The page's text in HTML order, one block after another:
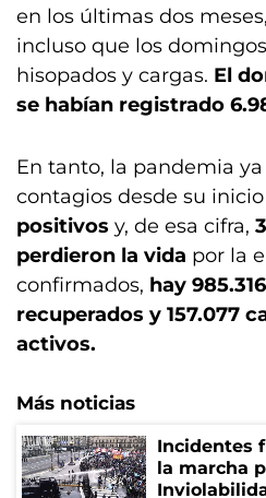
en los últimas dos
incluso que los
hisopados y cargas. El
se habían registrado
En tanto, la pandemia
contagios desde su inicio
positivos y, de esa cifra,
perdieron la vida por la
confirmados, hay
recuperados y 157.077
activos.
Más noticias
Incidentes
la marcha